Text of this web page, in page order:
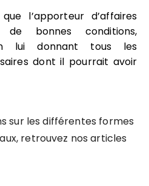
l’apporteur d’affaires
bonnes conditions,
lui donnant tous les
dont il pourrait avoir
sur les différentes formes
retrouvez nos articles